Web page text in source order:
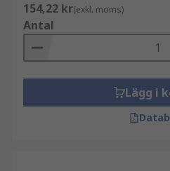
154,22 kr(exkl. moms)
Antal
Lägg i